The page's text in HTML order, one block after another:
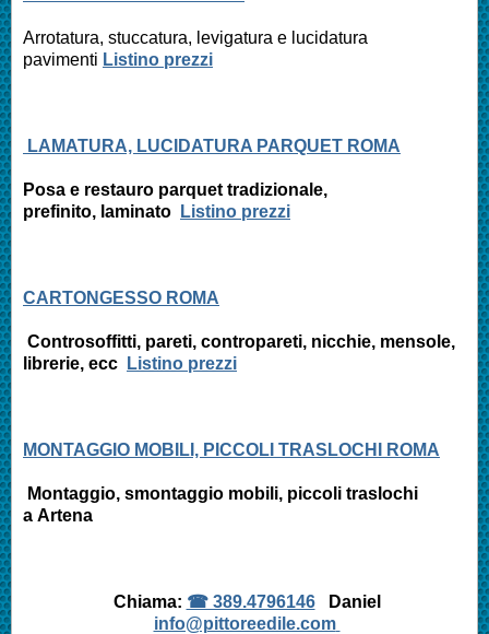
Arrotatura, stuccatura, levigatura e lucidatura
pavimenti Listino prezzi
LAMATURA, LUCIDATURA PARQUET ROMA
Posa e restauro parquet tradizionale,
prefinito, laminato Listino prezzi
CARTONGESSO ROMA
Controsoffitti, pareti, contropareti, nicchie, mensole,
librerie, ecc
Listino prezzi
MONTAGGIO MOBILI, PICCOLI TRASLOCHI ROMA
Montaggio, smontaggio mobili, piccoli traslochi
a Artena
Chiama: ☎ 389.4796146Daniel
info@pittoreedile.com